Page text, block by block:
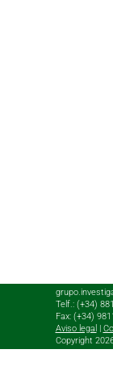
Telf.: (+34)
Fax: (+34)
Aviso legal
Copyright